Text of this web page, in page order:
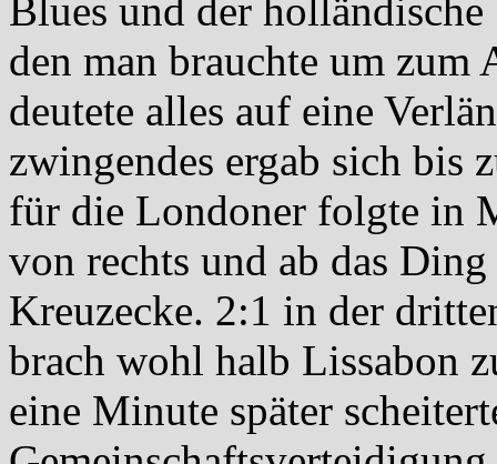
Blues und der
den man brauchte um zum
deutete alles auf eine
zwingendes ergab sich bis
für die Londoner folgte in
von rechts und ab das
Kreuzecke. 2:1 in der
brach wohl halb Lissabon
eine Minute später